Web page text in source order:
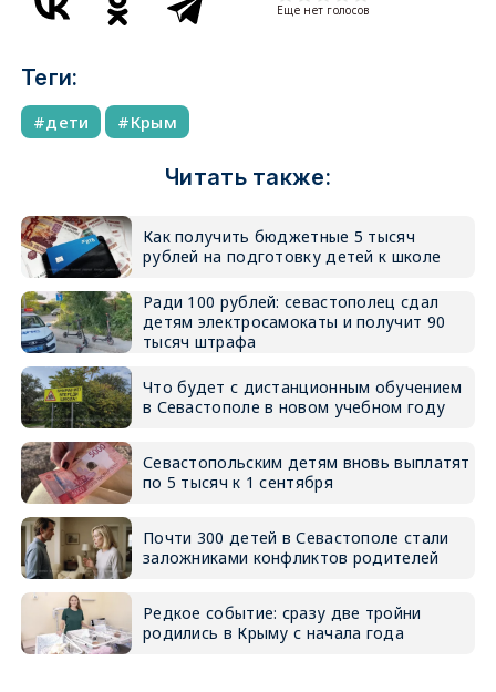
Еще нет голосов
Теги:
дети Крым
Читать также:
Как получить бюджетные 5 тысяч
рублей на подготовку детей к школе
Ради 100 рублей: севастополец сдал
детям электросамокаты и получит 90
тысяч штрафа
Что будет с дистанционным обучением
в Севастополе в новом учебном году
Севастопольским детям вновь выплатят
по 5 тысяч к 1 сентября
Почти 300 детей в Севастополе стали
заложниками конфликтов родителей
Редкое событие: сразу две тройни
родились в Крыму с начала года